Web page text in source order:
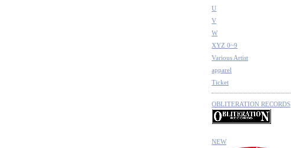
U
V
W
XYZ 0~9
Various Artist
apparel
Ticket
OBLITERATION RECORDS
NEW